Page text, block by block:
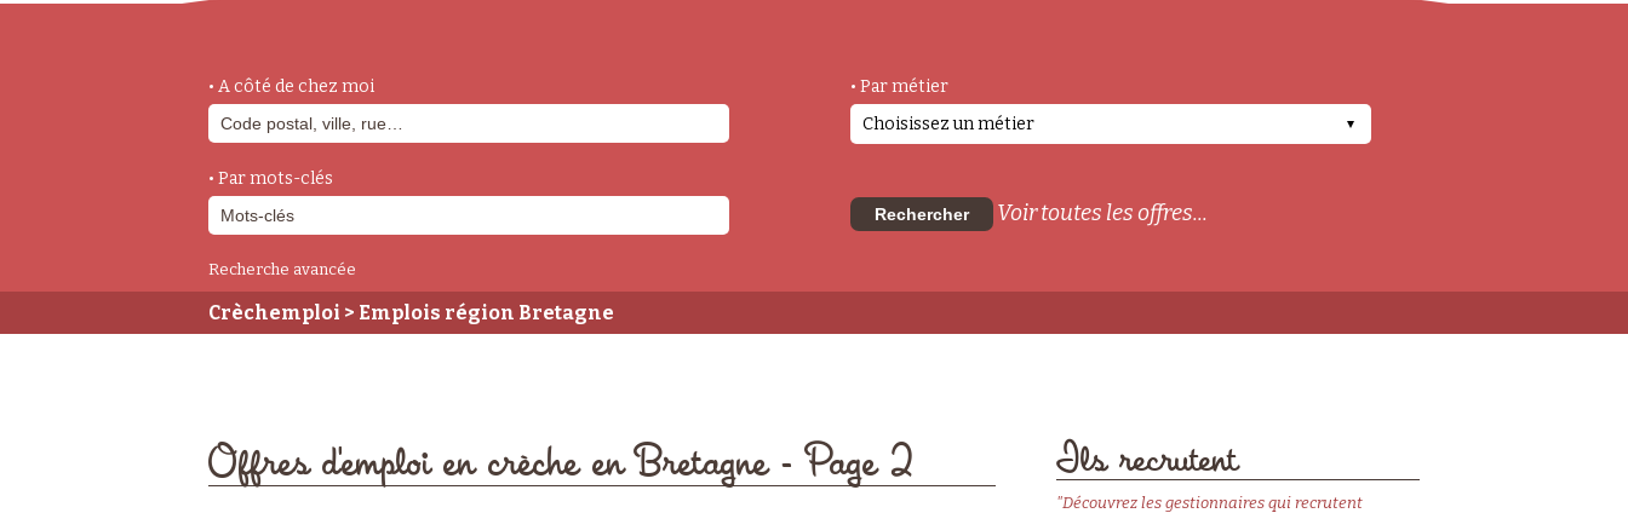
• A côté de chez moi
• Par métier
Choisissez un métier
• Par mots-clés
Rechercher Voir toutes les offres...
Recherche avancée
Crèchemploi > Emplois région Bretagne
Offres d'emploi en crèche en Bretagne - Page 2 Ils recrutent
"Découvrez les gestionnaires qui recrutent